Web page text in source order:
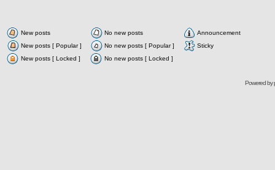
New posts No new posts
Announcement
New posts [ Popular ]
No new posts [ Popular ]
Sticky
New posts [ Locked ]
No new posts [ Locked ]
Powered by